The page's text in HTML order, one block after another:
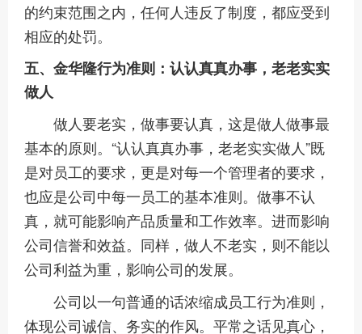
的约束范围之内，任何人违反了制度，都应受到
相应的处罚。
五、金华隆行为准则：认认真真办事，老老实实
做人
做人要老实，做事要认真，这是做人做事最
基本的原则。“认认真真办事，老老实实做人”既
是对员工的要求，更是对每一个管理者的要求，
也应是公司中每一员工的基本准则。做事不认
真，就可能影响产品质量和工作效率。进而影响
公司信誉和效益。同样，做人不老实，则不能以
公司利益为重，影响公司的发展。
公司以一句普通的话浓缩成员工行为准则，
体现公司诚信、务实的作风。平常之话见真心，